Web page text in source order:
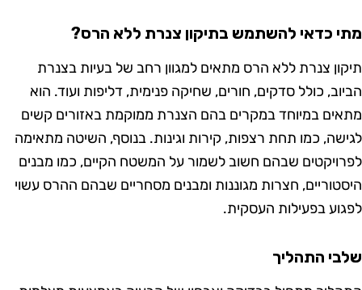
כדאי להשתמש בתיקון צנרת ללא הרס?
צנרת ללא הרס מתאים למגוון רחב של בעיות בצנרת
כולל סדקים, חורים, שחיקה פנימית, דליפות ועוד. הוא
במיוחד במקרים בהם הצנרת ממוקמת באזורים קשים
כמו תחת רצפות, קירות וגינות. בנוסף, השיטה מתאימה
שבהם חשוב לשמור על המשטח הקיים, כמו מבנים
חצרות מגוננות ומבנים מסחריים שבהם ההרס עשוי
בפעילות העסקית.
התהליך